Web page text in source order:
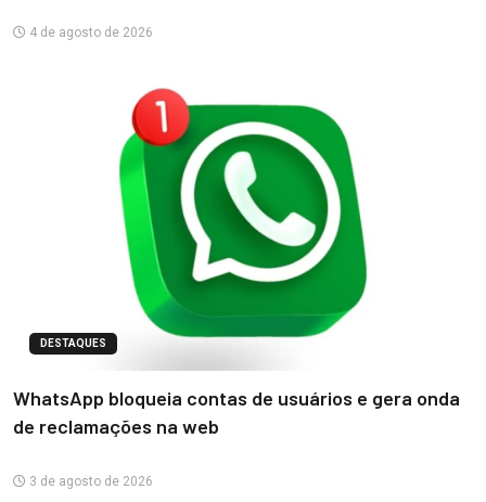
4 de agosto de 2026
DESTAQUES
WhatsApp bloqueia contas de usuários e gera onda
de reclamações na web
3 de agosto de 2026